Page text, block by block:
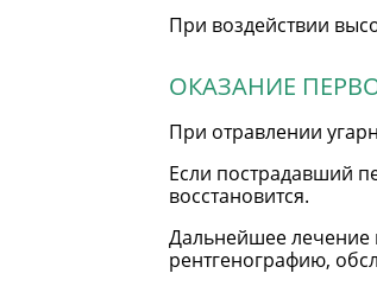
При воздействии
ОКАЗАНИЕ
При отравлении
Если пострадавший
восстановится.
Дальнейшее лечение
рентгенографию,